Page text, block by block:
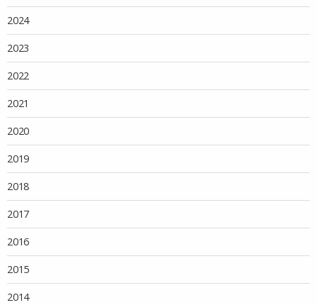
2024
2023
2022
2021
2020
2019
2018
2017
2016
2015
2014